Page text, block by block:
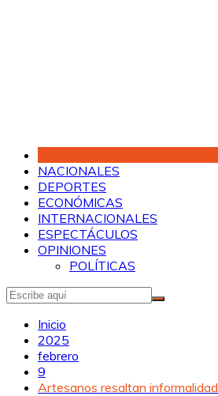
NACIONALES
DEPORTES
ECONÓMICAS
INTERNACIONALES
ESPECTÁCULOS
OPINIONES
POLÍTICAS
Inicio
2025
febrero
9
Artesanos resaltan